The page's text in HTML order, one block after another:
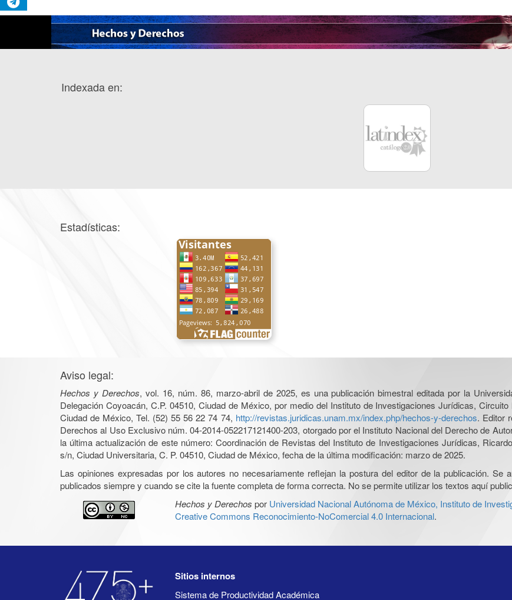
Indexada en:
Estadísticas:
Aviso legal:
Hechos y Derechos, vol. 16, núm. 86, marzo-abril de 2025, es una publicación bimestral editada por la
Delegación Coyoacán, C.P. 04510, Ciudad de México, por medio del Instituto de Investigaciones Jurídicas,
Ciudad de México, Tel. (52) 55 56 22 74 74, http://revistas.juridicas.unam.mx/index.php/hechos-y-derechos. Editor
Derechos al Uso Exclusivo núm. 04-2014-052217121400-203, otorgado por el Instituto Nacional del Derecho de
la última actualización de este número: Coordinación de Revistas del Instituto de Investigaciones Jurídicas,
s/n, Ciudad Universitaria, C. P. 04510, Ciudad de México, fecha de la última modificación: marzo de 2025.
Las opiniones expresadas por los autores no necesariamente reflejan la postura del editor de la publicación.
publicados siempre y cuando se cite la fuente completa de forma correcta. No se permite utilizar los textos aquí
Hechos y Derechos por Universidad Nacional Autónoma de México, Instituto de
Creative Commons Reconocimiento-NoComercial 4.0 Internacional.
Sitios internos
Sistema de Productividad Académica